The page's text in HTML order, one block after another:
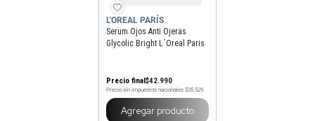
L'OREAL PARÍS
Serum Ojos Anti Ojeras
Glycolic Bright L´Oreal Paris
Precio final$42.990
Precio sin impuestos nacionales $35.529
Agregar producto